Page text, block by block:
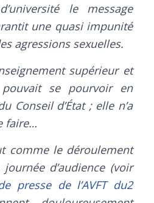
le message
une quasi impunité
agressions sexuelles.
supérieur et
se pourvoir en
Conseil d’État ; elle n’a
faire…
comme le déroulement
d’audience (voir
presse de l’AVFT du2